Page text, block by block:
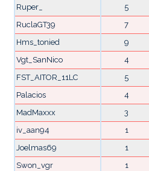
Ruper_
5
RuclaGT39
7
Hms_tonied
9
Vgt_SanNico
4
FST_AITOR_11LC
5
Palacios
4
MadMaxxx
3
iv_aan94
1
Joelmas69
1
Swon_vgr
1